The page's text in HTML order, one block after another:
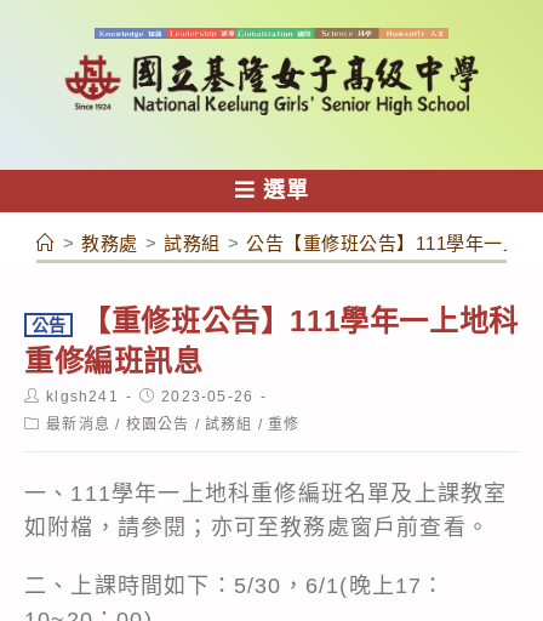
容
選單
> 教務處 > 試務組 > 公告【重修班公告】111學年一上
公告
【重修班公告】111學年一上地科
重修編班訊息
Post
author:
klgsh241
Post
published:
2023-05-26
Post最新消息 / 校園公告 / 試務組 / 重修
一、111學年一上地科重修編班名單及上課教室
如附檔，請參閱；亦可至教務處窗戶前查看。
二、上課時間如下：5/30，6/1(晚上17：